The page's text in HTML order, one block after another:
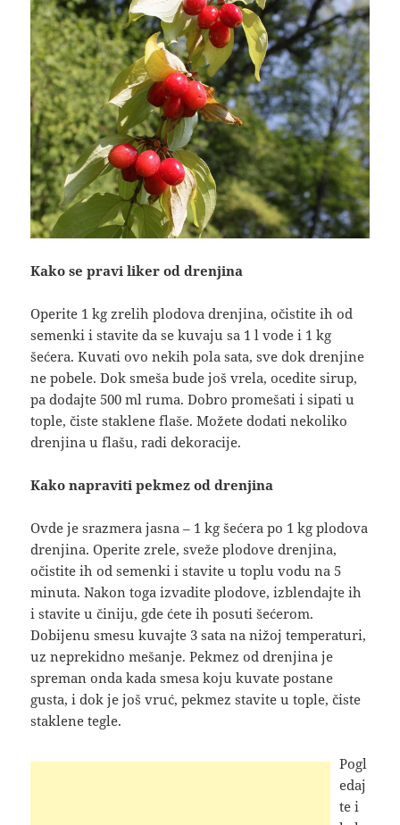
Kako se pravi liker od drenjina
Operite 1 kg zrelih plodova drenjina, očistite ih od
semenki i stavite da se kuvaju sa 1 l vode i 1 kg
šećera. Kuvati ovo nekih pola sata, sve dok drenjine
ne pobele. Dok smeša bude još vrela, ocedite sirup,
pa dodajte 500 ml ruma. Dobro promešati i sipati u
tople, čiste staklene flaše. Možete dodati nekoliko
drenjina u flašu, radi dekoracije.
Kako napraviti pekmez od drenjina
Ovde je srazmera jasna – 1 kg šećera po 1 kg plodova
drenjina. Operite zrele, sveže plodove drenjina,
očistite ih od semenki i stavite u toplu vodu na 5
minuta. Nakon toga izvadite plodove, izblendajte ih
i stavite u činiju, gde ćete ih posuti šećerom.
Dobijenu smesu kuvajte 3 sata na nižoj temperaturi,
uz neprekidno mešanje. Pekmez od drenjina je
spreman onda kada smesa koju kuvate postane
gusta, i dok je još vruć, pekmez stavite u tople, čiste
staklene tegle.
Pogl
edaj
te i